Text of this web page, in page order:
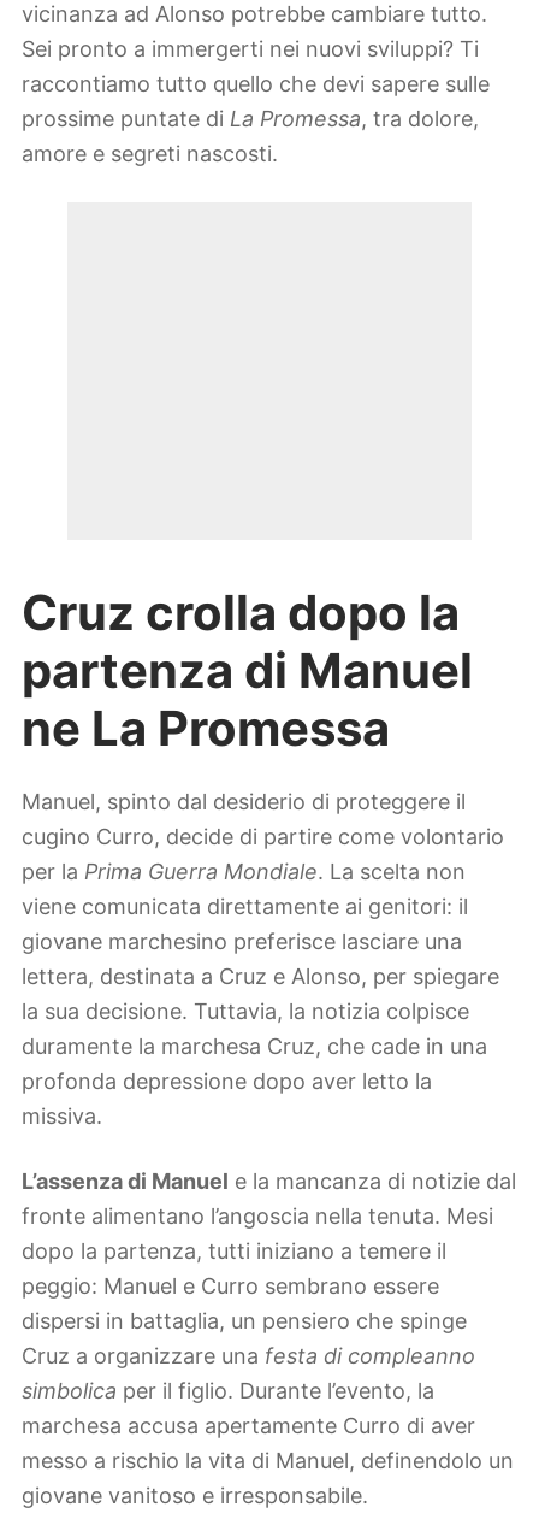
vicinanza ad Alonso potrebbe cambiare tutto.
Sei pronto a immergerti nei nuovi sviluppi? Ti
raccontiamo tutto quello che devi sapere sulle
prossime puntate di La Promessa, tra dolore,
amore e segreti nascosti.
Cruz crolla dopo la
partenza di Manuel
ne La Promessa
Manuel, spinto dal desiderio di proteggere il
cugino Curro, decide di partire come volontario
per la Prima Guerra Mondiale. La scelta non
viene comunicata direttamente ai genitori: il
giovane marchesino preferisce lasciare una
lettera, destinata a Cruz e Alonso, per spiegare
la sua decisione. Tuttavia, la notizia colpisce
duramente la marchesa Cruz, che cade in una
profonda depressione dopo aver letto la
missiva.
L’assenza di Manuel e la mancanza di notizie dal
fronte alimentano l’angoscia nella tenuta. Mesi
dopo la partenza, tutti iniziano a temere il
peggio: Manuel e Curro sembrano essere
dispersi in battaglia, un pensiero che spinge
Cruz a organizzare una festa di compleanno
simbolica per il figlio. Durante l’evento, la
marchesa accusa apertamente Curro di aver
messo a rischio la vita di Manuel, definendolo un
giovane vanitoso e irresponsabile.